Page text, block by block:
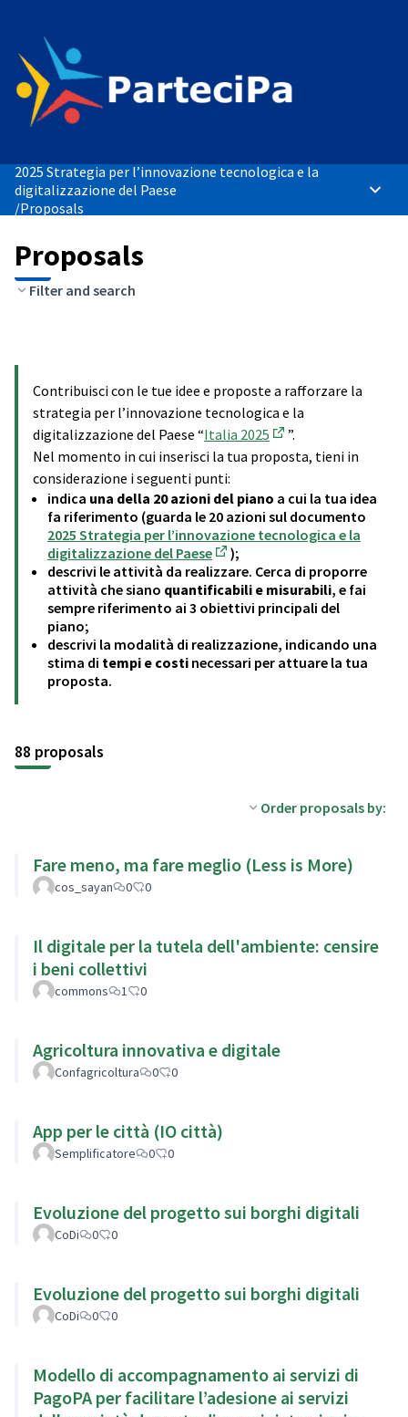
2025 Strategia per l’innovazione tecnologica e la
digitalizzazione del Paese
/Proposals
Main
Proposals
Filter and search
Contribuisci con le tue idee e proposte a rafforzare la
strategia per l’innovazione tecnologica e la
digitalizzazione del Paese “Italia 2025
(External link)
”.
Nel momento in cui inserisci la tua proposta, tieni in
considerazione i seguenti punti:
indica una della 20 azioni del piano a cui la tua idea
fa riferimento (guarda le 20 azioni sul documento
2025 Strategia per l’innovazione tecnologica e la
digitalizzazione del Paese
(External link)
);
descrivi le attività da realizzare. Cerca di proporre
attività che siano quantificabili e misurabili, e fai
sempre riferimento ai 3 obiettivi principali del
piano;
descrivi la modalità di realizzazione, indicando una
stima di tempi e costi necessari per attuare la tua
proposta.
88 proposals
Order proposals by:
Fare meno, ma fare meglio (Less is More)
cos_sayan 0 0
Il digitale per la tutela dell'ambiente: censire
i beni collettivi
commons 1 0
Agricoltura innovativa e digitale
Confagricoltura 0 0
App per le città (IO città)
Semplificatore 0 0
Evoluzione del progetto sui borghi digitali
CoDi 0 0
Evoluzione del progetto sui borghi digitali
CoDi 0 0
Modello di accompagnamento ai servizi di
PagoPA per facilitare l’adesione ai servizi